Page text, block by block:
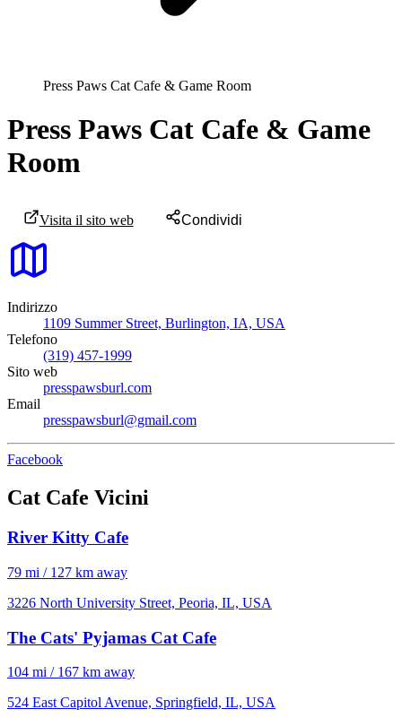
Press Paws Cat Cafe & Game Room
Press Paws Cat Cafe & Game
Room
Visita il sito web Condividi
Indirizzo
1109 Summer Street, Burlington, IA, USA
Telefono
(319) 457-1999
Sito web
presspawsburl.com
Email
presspawsburl@gmail.com
Facebook
Cat Cafe Vicini
River Kitty Cafe
79 mi / 127 km away
3226 North University Street, Peoria, IL, USA
The Cats' Pyjamas Cat Cafe
104 mi / 167 km away
524 East Capitol Avenue, Springfield, IL, USA